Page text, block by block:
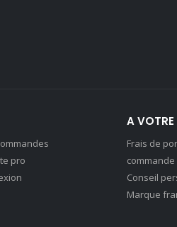
pro
A VOTRE
Frais de
commande
Conseil
Marque